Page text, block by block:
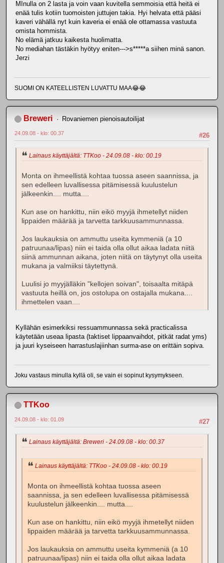
MInulla on 2 lasta ja voin vaan kuvitella semmoisia että heitä ei
enää tulis kotiin tuomoisten juttujen takia. Hyi helvata että pääsi
kaveri vähällä nyt kuin kaveria ei enää ole ottamassa vastuuta
omista hommista.
No elämä jatkuu kaikesta huolimatta.
No mediahan tästäkin hyötyy eniten--->s*****a siihen minä sanon.
Jerzi
SUOMI ON KATEELLISTEN LUVATTU MAA😂😂
Breweri Rovaniemen pienoisautoilijat
#26
24.09.08 - klo: 00.37
Lainaus käyttäjältä: TTKoo - 24.09.08 - klo: 00.19
Monta on ihmeellistä kohtaa tuossa aseen saannissa, ja
sen edelleen luvallisessa pitämisessä kuulustelun
jälkeenkin.... mutta....
Kun ase on hankittu, niin eikö myyjä ihmetellyt niiden
lippaiden määrää ja tarvetta tarkkuusammunnassa.
Jos laukauksia on ammuttu useita kymmeniä (a 10
patruunaa/lipas) niin ei taida olla ollut aikaa ladata niitä
siinä ammunnan aikana, joten niitä on täytynyt olla useita
mukana ja valmiiksi täytettynä.
Luulisi jo myyjälläkin "kellojen soivan", toisaalta mitäpä
vastuuta heillä on, jos ostolupa on ostajalla mukana....
ihmettelen vaan....
Kyllähän esimerkiksi ressuammunnassa sekä practicalissa
käytetään useaa lipasta (taktiset lippaanvaihdot, pitkät radat yms)
ja juuri kyseiseen harrastuslajiinhan surma-ase on erittäin sopiva.
Joku vastaus minulla kyllä oli, se vain ei sopinut kysymykseen.
TTKoo
#27
24.09.08 - klo: 01.09
Lainaus käyttäjältä: Breweri - 24.09.08 - klo: 00.37
Lainaus käyttäjältä: TTKoo - 24.09.08 - klo: 00.19
Monta on ihmeellistä kohtaa tuossa aseen
saannissa, ja sen edelleen luvallisessa pitämisessä
kuulustelun jälkeenkin.... mutta....
Kun ase on hankittu, niin eikö myyjä ihmetellyt niiden
lippaiden määrää ja tarvetta tarkkuusammunnassa.
Jos laukauksia on ammuttu useita kymmeniä (a 10
patruunaa/lipas) niin ei taida olla ollut aikaa ladata